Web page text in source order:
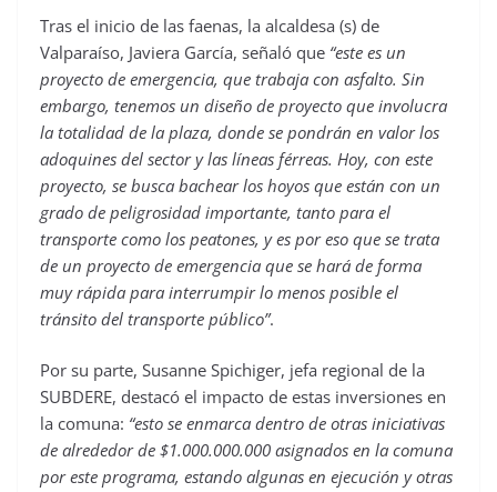
Tras el inicio de las faenas, la alcaldesa (s) de
Valparaíso, Javiera García, señaló que “este es un
proyecto de emergencia, que trabaja con asfalto. Sin
embargo, tenemos un diseño de proyecto que involucra
la totalidad de la plaza, donde se pondrán en valor los
adoquines del sector y las líneas férreas. Hoy, con este
proyecto, se busca bachear los hoyos que están con un
grado de peligrosidad importante, tanto para el
transporte como los peatones, y es por eso que se trata
de un proyecto de emergencia que se hará de forma
muy rápida para interrumpir lo menos posible el
tránsito del transporte público”.
Por su parte, Susanne Spichiger, jefa regional de la
SUBDERE, destacó el impacto de estas inversiones en
la comuna: “esto se enmarca dentro de otras iniciativas
de alrededor de $1.000.000.000 asignados en la comuna
por este programa, estando algunas en ejecución y otras